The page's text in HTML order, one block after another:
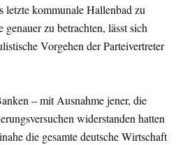
letzte kommunale Hallenbad zu
zu betrachten, lässt sich
Vorgehen der Parteivertreter
– mit Ausnahme jener, die
widerstanden hatten
die gesamte deutsche Wirtschaft